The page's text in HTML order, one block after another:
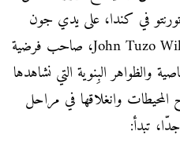
في كندا، على يدي جون
توزو ولسون John Tuzo Wilson (1908-1993)، صاحب فرضية
والظواهر البِنوية التي نشاهدها
وانغلاقها في مراحل
تبدأ: